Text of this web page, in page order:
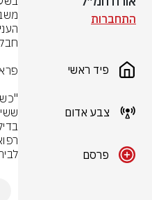
התחברות
פיד ראשי
צבע אדום
פרסם